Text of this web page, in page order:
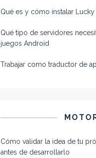
Qué es y cómo instalar Lucky
Qué tipo de servidores
juegos Android
Trabajar como traductor de
Cómo validar la idea de tu
antes de desarrollarlo